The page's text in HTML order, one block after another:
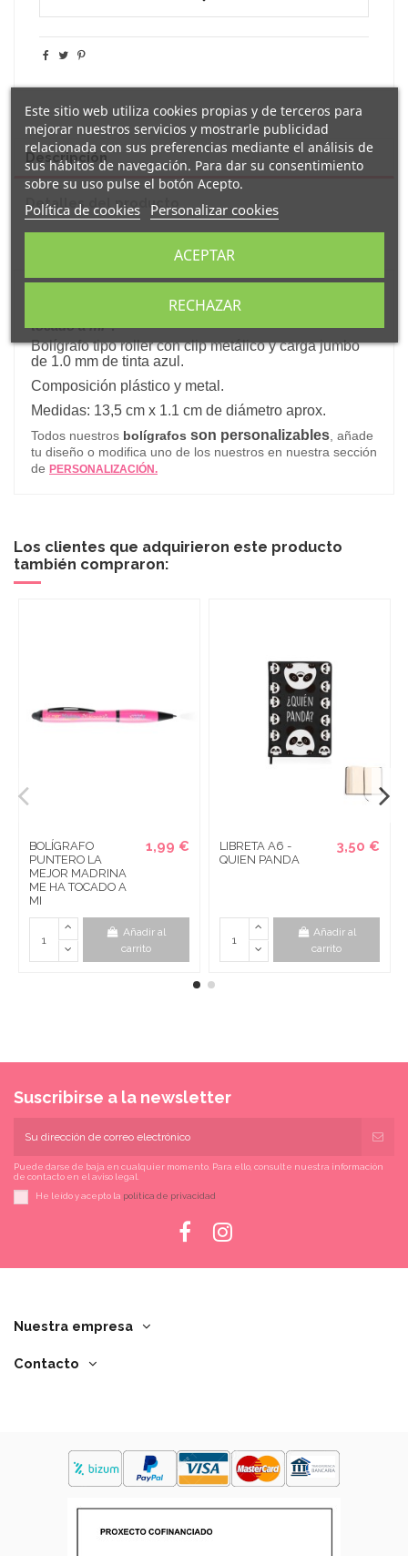
Descripción
Detalles del producto
mejor ahijado del mundo me ha
tocado a mi".
Bolígrafo tipo roller con clip metálico y carga jumbo
de 1.0 mm de tinta azul.
Composición plástico y metal.
Medidas: 13,5 cm x 1.1 cm de diámetro aprox.
Todos nuestros bolígrafos son personalizables , añade
tu diseño o modifica uno de los nuestros en nuestra sección
de PERSONALIZACIÓN.
Los clientes que adquirieron este producto
también compraron:
BOLÍGRAFO
PUNTERO LA
MEJOR MADRINA
ME HA TOCADO A
MI
1,99 €
Añadir al
carrito
LIBRETA A6 -
QUIEN PANDA
3,50 €
Añadir al
carrito
Suscribirse a la newsletter
Puede darse de baja en cualquier momento. Para ello, consulte nuestra información
de contacto en el aviso legal.
He leído y acepto la política de privacidad
Nuestra empresa
Contacto
Este sitio web utiliza cookies propias y de terceros para
mejorar nuestros servicios y mostrarle publicidad
relacionada con sus preferencias mediante el análisis de
sus hábitos de navegación. Para dar su consentimiento
sobre su uso pulse el botón Acepto.
Política de cookies Personalizar cookies
RECHAZAR
ACEPTAR